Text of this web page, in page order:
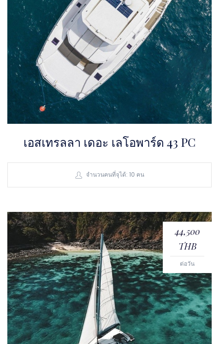
เอสเทรลลา เดอะ เลโอพาร์ด 43 PC
จำนวนคนที่จุได้: 10 คน
44,500
THB
ต่อวัน